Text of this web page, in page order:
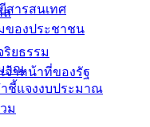
ล
ยธรรม
จ้าหน้าที่ของรัฐ
สารสนเทศ
ของประชาชน
าณ
ชี้แจงงบประมาณ
ม